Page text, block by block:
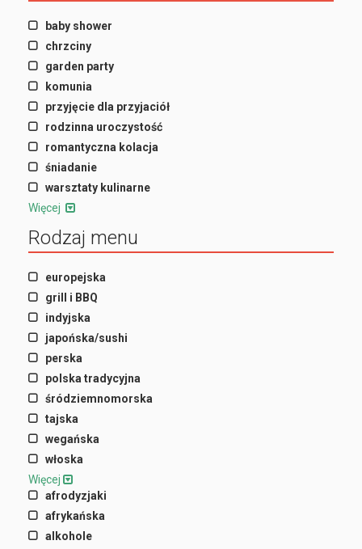
baby shower
chrzciny
garden party
komunia
przyjęcie dla przyjaciół
rodzinna uroczystość
romantyczna kolacja
śniadanie
warsztaty kulinarne
Więcej
Rodzaj menu
europejska
grill i BBQ
indyjska
japońska/sushi
perska
polska tradycyjna
śródziemnomorska
tajska
wegańska
włoska
Więcej
afrodyzjaki
afrykańska
alkohole